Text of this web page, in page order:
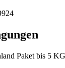
Paket bis 5